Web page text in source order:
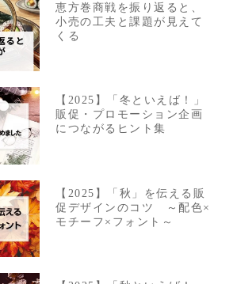
恵方巻商戦を振り返ると、
小売の工夫と課題が見えて
くる
【2025】「冬といえば！」
販促・プロモーション企画
につながるヒント集
【2025】「秋」を伝える販
促デザインのコツ ～配色×
モチーフ×フォント～